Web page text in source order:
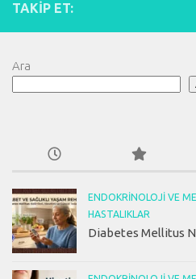
TAKIP ET:
Ara
ENDOKRINOLOJI VE
HASTALIKLAR
Diabetes Mellitus